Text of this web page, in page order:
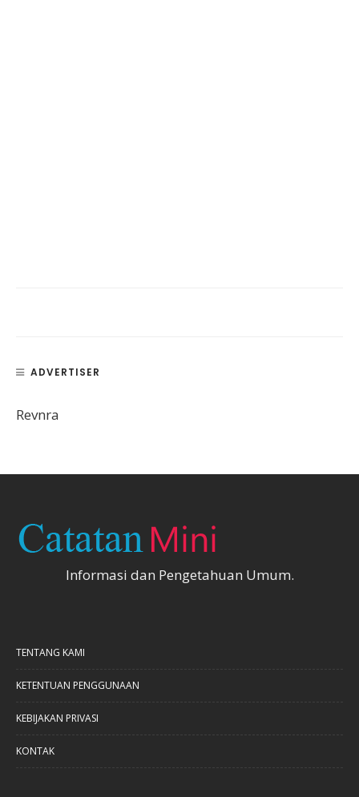
ADVERTISER
Revnra
Informasi dan Pengetahuan Umum.
TENTANG KAMI
KETENTUAN PENGGUNAAN
KEBIJAKAN PRIVASI
KONTAK